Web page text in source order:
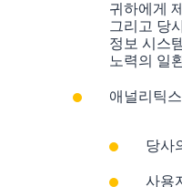
귀하에게
그리고 당
정보 시스
노력의 일
애널리틱
당사
사용